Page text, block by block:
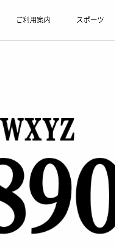
ご利用案内 スポーツ